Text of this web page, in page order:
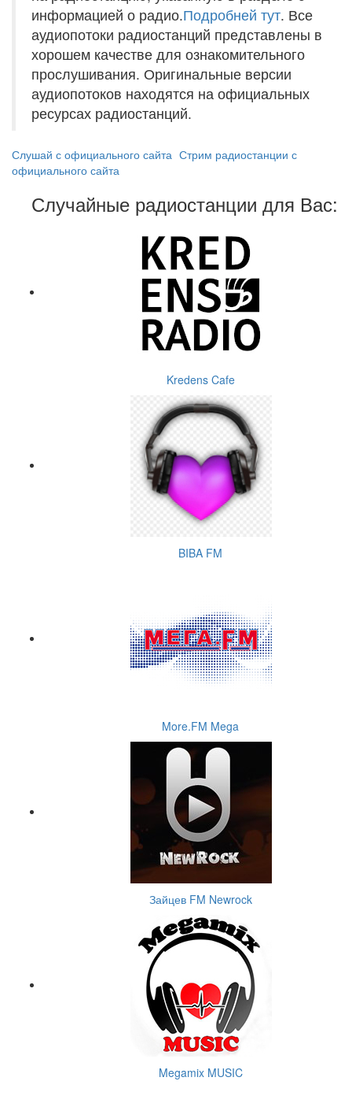
информацией о радио.Подробней тут. Все
аудиопотоки радиостанций представлены в
хорошем качестве для ознакомительного
прослушивания. Оригинальные версии
аудиопотоков находятся на официальных
ресурсах радиостанций.
Слушай с официального сайта Стрим радиостанции с
официального сайта
Случайные радиостанции для Вас:
Kredens Cafe
BIBA FM
More.FM Mega
Зайцев FM Newrock
Megamix MUSIC